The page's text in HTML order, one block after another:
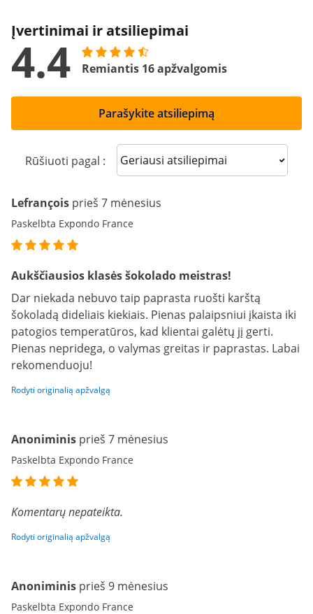
Įvertinimai ir atsiliepimai
4.4 Remiantis 16 apžvalgomis
Parašykite atsiliepimą
Rūšiuoti pagal : Sort reviews
Lefrançois prieš 7 mėnesius
Paskelbta Expondo France
Aukščiausios klasės šokolado meistras!
Dar niekada nebuvo taip paprasta ruošti karštą
šokoladą dideliais kiekiais. Pienas palaipsniui įkaista iki
patogios temperatūros, kad klientai galėtų jį gerti.
Pienas nepridega, o valymas greitas ir paprastas. Labai
rekomenduoju!
Rodyti originalią apžvalgą
Anoniminis prieš 7 mėnesius
Paskelbta Expondo France
Komentarų nepateikta.
Rodyti originalią apžvalgą
Anoniminis prieš 9 mėnesius
Paskelbta Expondo France